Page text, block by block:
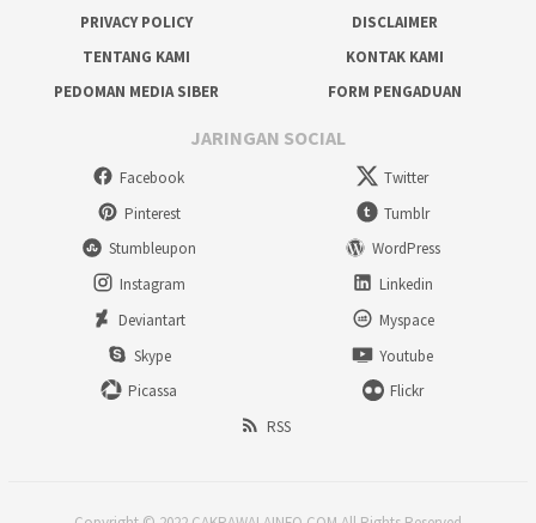
PRIVACY POLICY
DISCLAIMER
TENTANG KAMI
KONTAK KAMI
PEDOMAN MEDIA SIBER
FORM PENGADUAN
JARINGAN SOCIAL
Facebook
Twitter
Pinterest
Tumblr
Stumbleupon
WordPress
Instagram
Linkedin
Deviantart
Myspace
Skype
Youtube
Picassa
Flickr
RSS